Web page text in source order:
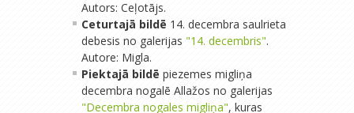
Autors: Ceļotājs.
Ceturtajā bildē 14. decembra saulrieta
debesis no galerijas "14. decembris".
Autore: Migla.
Piektajā bildē piezemes migliņa
decembra nogalē Allažos no galerijas
"Decembra nogales migliņa", kuras